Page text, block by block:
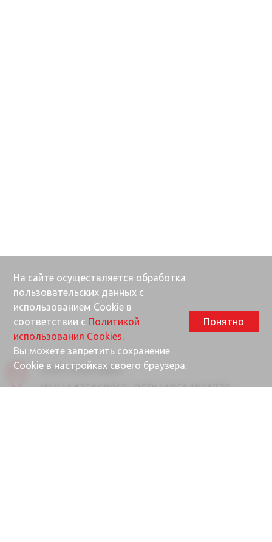
ООО «Ректайм»
ИНН 1435160869, ОГРН 10514021730
На сайте осуществляется обработка
пользовательских данных с
использованием Cookie в
соответствии с Политикой
использования Cookies.
Вы можете запретить сохранение
Cookie в настройках своего браузера.
Понятно